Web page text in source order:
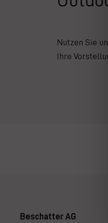
Nutzen Sie
Ihre
Beschatter AG